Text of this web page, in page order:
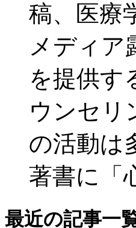
稿、医療
メディア
を提供す
ウンセリ
の活動は
著書に「
最近の記事一